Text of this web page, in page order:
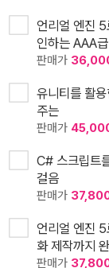
언리얼 엔진
인하는 AAA
판매가
유니티를 활
주는
판매가
C# 스크립트
걸음
판매가
언리얼 엔진
화 제작까지
판매가